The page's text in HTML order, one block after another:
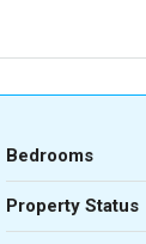
Bedrooms
Property Status